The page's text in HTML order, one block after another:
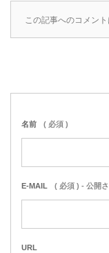
この記事へのコメント
名前 ( 必須 )
E-MAIL ( 必須 ) - 公開
URL